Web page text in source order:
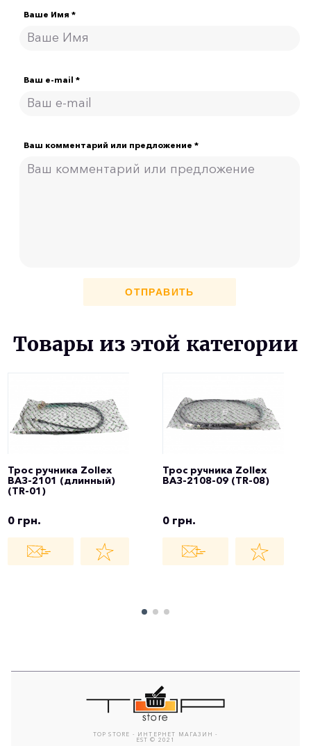
Ваше Имя *
Ваш e-mail *
Ваш комментарий или предложение *
ОТПРАВИТЬ
Товары из этой категории
Трос ручника Zollex
ВАЗ-2101 (длинный)
(TR-01)
0 грн.
Трос ручника Zollex
ВАЗ-2108-09 (TR-08)
0 грн.
TOP STORE - ИНТЕРНЕТ МАГАЗИН -
EST © 2021